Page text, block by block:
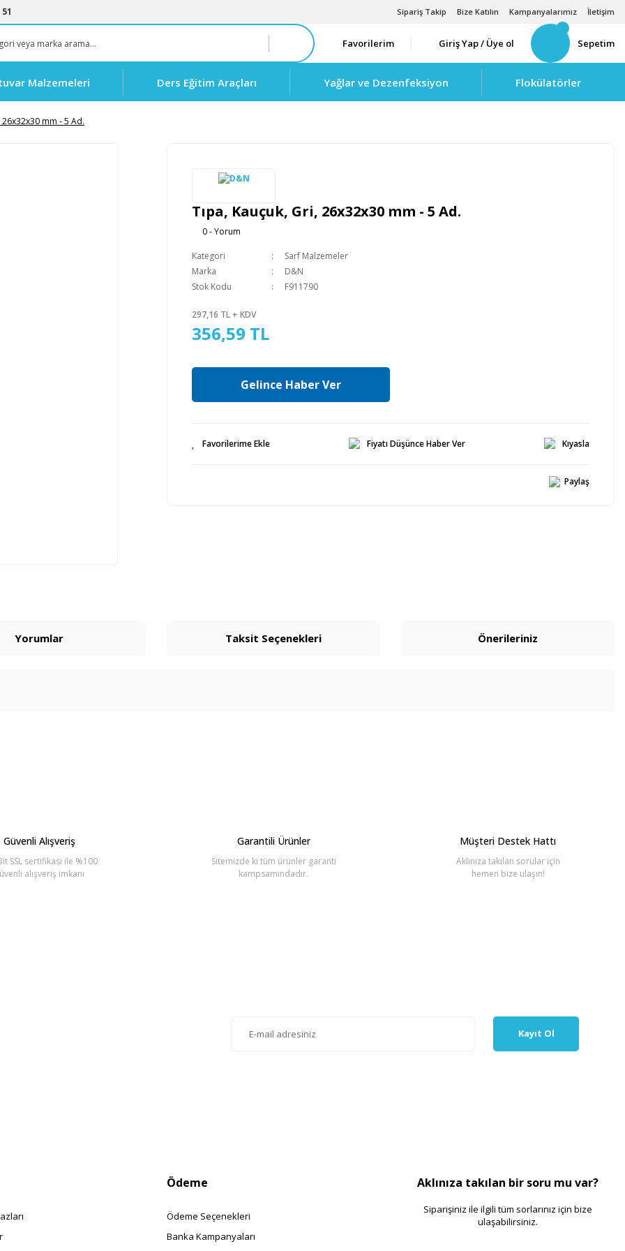
Sipariş Takip Bize Katılın Kampanyalarımız İletişim
Favorilerim Giriş Yap / Üye ol Sepetim
Malzemeleri Ders Eğitim Araçları Yağlar ve Dezenfeksiyon Flokülatörler
26x32x30 mm - 5 Ad.
Tıpa, Kauçuk, Gri, 26x32x30 mm - 5 Ad.
0 - Yorum
Kategori
Sarf Malzemeler
Marka
D&N
Stok Kodu
F911790
297,16 TL + KDV
356,59 TL
Gelince Haber Ver
Fiyatı Düşünce Haber Ver Kıyasla
Paylaş
Yorumlar Taksit Seçenekleri Önerileriniz
Güvenli Alışveriş
SSL sertifikası ile %100
alışveriş imkanı
Garantili Ürünler
Sitemizde ki tüm ürünler garanti
kampsamındadır.
Müşteri Destek Hattı
Aklınıza takılan sorular için
hemen bize ulaşın!
Kayıt Ol
Ödeme
Ödeme Seçenekleri
Banka Kampanyaları
Aklınıza takılan bir soru mu var?
Siparişiniz ile ilgili tüm sorlarınız için bize
ulaşabilirsiniz.